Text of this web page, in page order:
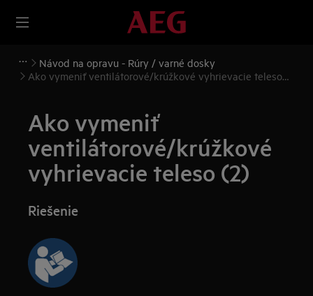
Návod na opravu - Rúry / varné dosky
Ako vymeniť ventilátorové/krúžkové vyhrievacie teleso
Ako vymeniť
ventilátorové/krúžkové
vyhrievacie teleso (2)
Riešenie